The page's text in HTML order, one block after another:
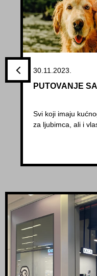
30.11.2023.
PUTOVANJE
Svi koji imaju
za ljubimca, ali i